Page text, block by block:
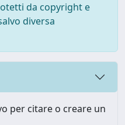
da copyright e
diversa
per citare o creare un